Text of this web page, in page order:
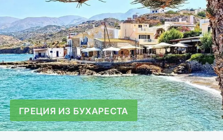
ГРЕЦИЯ ИЗ БУХАРЕСТА